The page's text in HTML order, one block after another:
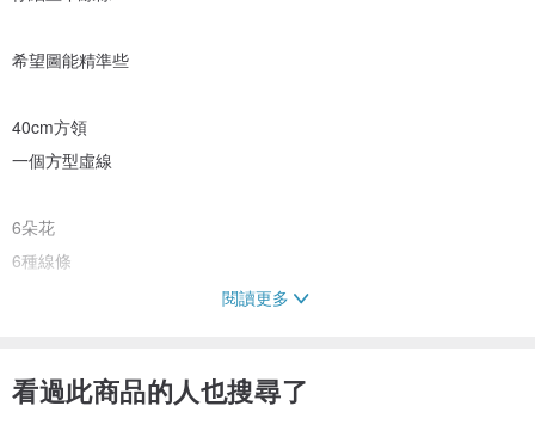
希望圖能精準些
40cm方領
一個方型虛線
6朵花
6種線條
白陽是白日與陽光
閱讀更多
看過此商品的人也搜尋了